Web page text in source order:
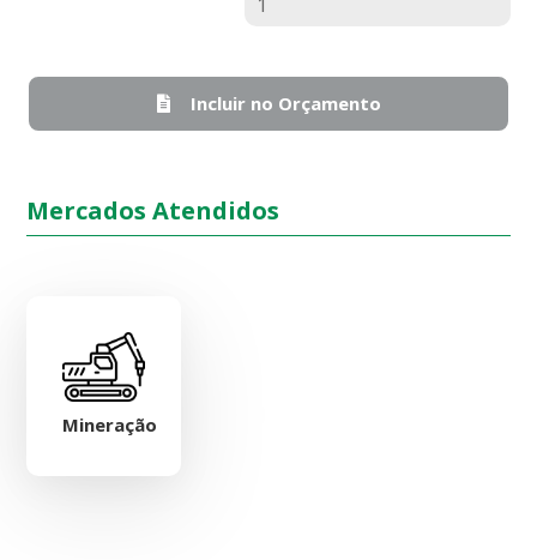
Incluir no Orçamento
Mercados Atendidos
Mineração